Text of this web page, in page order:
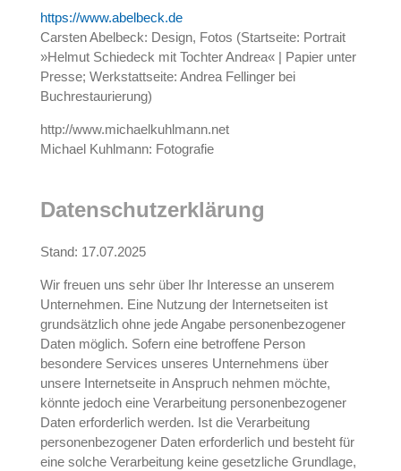
https://www.abelbeck.de
Carsten Abelbeck: Design, Fotos (Startseite: Portrait
»Helmut Schiedeck mit Tochter Andrea« | Papier unter
Presse; Werkstattseite: Andrea Fellinger bei
Buchrestaurierung)
http://www.michaelkuhlmann.net
Michael Kuhlmann: Fotografie
Datenschutzerklärung
Stand: 17.07.2025
Wir freuen uns sehr über Ihr Interesse an unserem
Unternehmen. Eine Nutzung der Internetseiten ist
grundsätzlich ohne jede Angabe personenbezogener
Daten möglich. Sofern eine betroffene Person
besondere Services unseres Unternehmens über
unsere Internetseite in Anspruch nehmen möchte,
könnte jedoch eine Verarbeitung personenbezogener
Daten erforderlich werden. Ist die Verarbeitung
personenbezogener Daten erforderlich und besteht für
eine solche Verarbeitung keine gesetzliche Grundlage,